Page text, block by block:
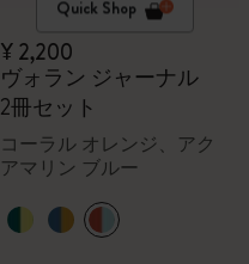
Quick Shop
¥ 2,200
ヴォラン ジャーナル
2冊セット
コーラル オレンジ、アク
アマリン ブルー